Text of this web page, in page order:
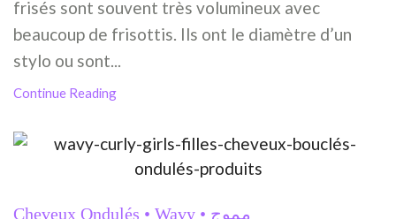
frisés sont souvent très volumineux avec
beaucoup de frisottis. Ils ont le diamètre d’un
stylo ou sont...
Continue Reading
Cheveux Ondulés • Wavy • مموج